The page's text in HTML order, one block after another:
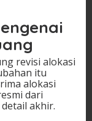
revisi alokasi
itu
alokasi
dari
akhir.